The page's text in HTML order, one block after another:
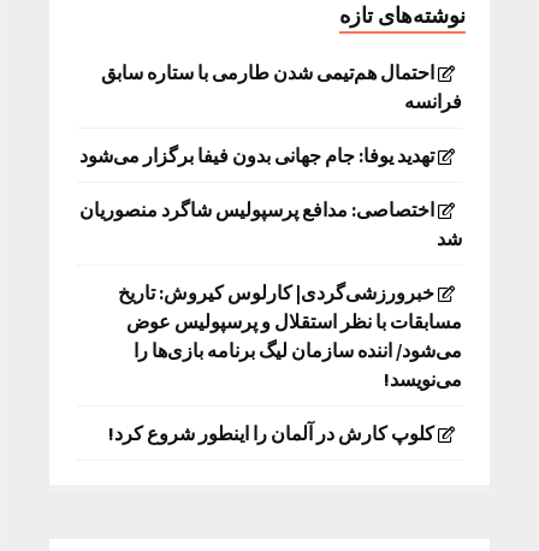
نوشته‌های تازه
احتمال هم‌تیمی شدن طارمی با ستاره سابق
فرانسه
تهدید یوفا: جام جهانی بدون فیفا برگزار می‌شود
اختصاصی: مدافع پرسپولیس شاگرد منصوریان
شد
خبرورزشی‌گردی| کارلوس کیروش: تاریخ
مسابقات با نظر استقلال و پرسپولیس عوض
می‌شود/ اننده سازمان لیگ برنامه بازی‌ها را
می‌نویسد!
کلوپ کارش در آلمان را اینطور شروع کرد!